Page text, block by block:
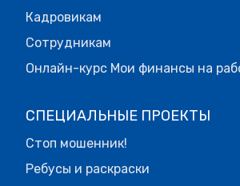
Кадровикам
Сотрудникам
Онлайн-курс Мои финансы на
СПЕЦИАЛЬНЫЕ ПРОЕКТЫ
Стоп мошенник!
Ребусы и раскраски